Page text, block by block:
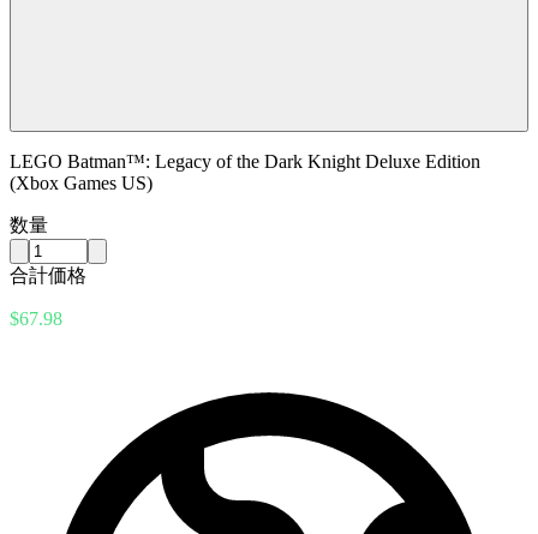
LEGO Batman™: Legacy of the Dark Knight Deluxe Edition
(Xbox Games US)
数量
合計価格
$67.98